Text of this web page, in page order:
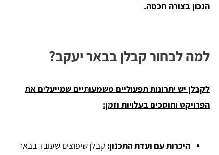
הנכון בצורה חכמה.
למה לבחור קבלן בבאר יעקב?
לקבלן יש יתרונות תפעוליים משמעותיים שמייעלים את
הפרויקט וחוסכים בעלויות וזמן:
היכרות עם ועדת התכנון: קבלן שיפוצים שעובד בבאר